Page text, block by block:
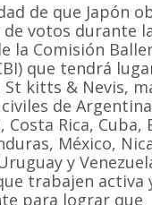
de que Japón
votos durante
la Comisión
que tendrá
St kitts & Nevis,
de
Costa Rica, Cuba,
México,
y
trabajen activa
para lograr que